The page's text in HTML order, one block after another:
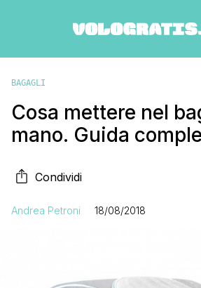
BAGAGLI
Cosa mettere nel
mano. Guida
Condividi
Andrea Petroni 18/08/2018